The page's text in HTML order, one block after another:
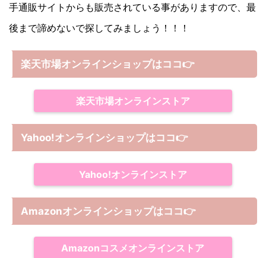
手通販サイトからも販売されている事がありますので、最
後まで諦めないで探してみましょう！！！
楽天市場オンラインショップはココ👉
楽天市場オンラインストア
Yahoo!オンラインショップはココ👉
Yahoo!オンラインストア
Amazonオンラインショップはココ👉
Amazonコスメオンラインストア